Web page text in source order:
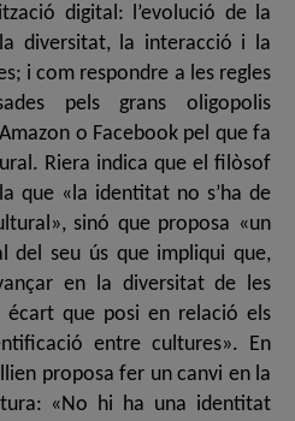
digital: l’evolució de la
diversitat, la interacció i la
i com respondre a les regles
pels grans oligopolis
o Facebook pel que fa
Riera indica que el filòsof
que «la identitat no s’ha de
sinó que proposa «un
del seu ús que impliqui que,
en la diversitat de les
écart que posi en relació els
entre cultures». En
proposa fer un canvi en la
«No hi ha una identitat